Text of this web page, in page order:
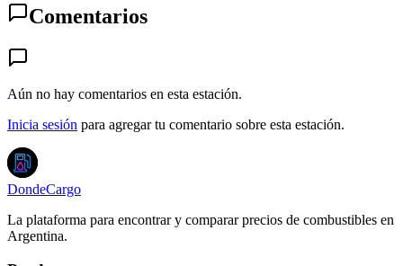
Comentarios
Aún no hay comentarios en esta estación.
Inicia sesión para agregar tu comentario sobre esta estación.
DondeCargo
La plataforma para encontrar y comparar precios de combustibles en
Argentina.